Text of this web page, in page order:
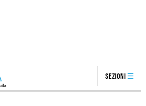
Sezioni